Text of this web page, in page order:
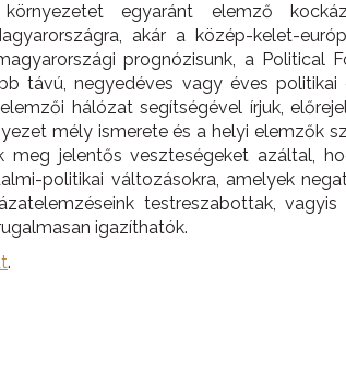
egyaránt elemző
akár a közép-kelet-
prognózisunk, a Political
távú, negyedéves vagy éves politikai
hálózat segítségével írjuk,
mély ismerete és a helyi elemzők
meg jelentős veszteségeket azáltal,
politikai változásokra, amelyek
testreszabottak,
igazíthatók.
.